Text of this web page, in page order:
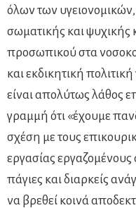
όλων των υγειονομικών,
σωματικής και
προσωπικού στα
και εκδικητική
είναι απολύτως λάθος
γραμμή ότι «έχουμε
σχέση με τους
εργασίας
πάγιες και διαρκείς
να βρεθεί κοινά